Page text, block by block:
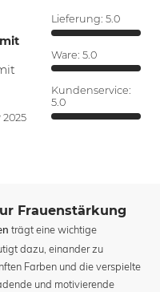
2025
Lieferung: 5.0
Ware: 5.0
Kundenservice:
5.0
Frauenstärkung
trägt eine wichtige
dazu, einander zu
Farben und die verspielte
und motivierende